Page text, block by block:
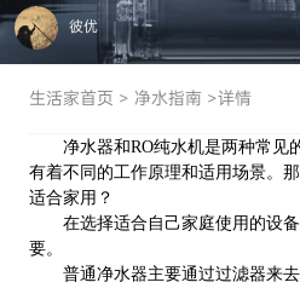
彼优
生活家首页 > 净水指南 >详情
净水器和RO纯水机是两种常见
有着不同的工作原理和适用场景。
适合家用？
在选择适合自己家庭使用的设
要。
普通净水器主要通过过滤器来